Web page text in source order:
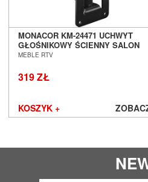
MONACOR KM-24471 UCHWYT
GŁOŚNIKOWY ŚCIENNY SALON
POZNAŃ WROCŁAW
MEBLE RTV
319 ZŁ
KOSZYK +